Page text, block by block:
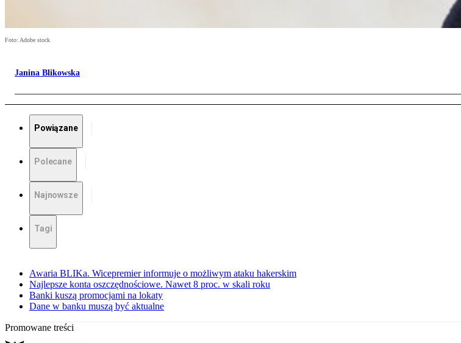
Foto: Adobe stock
Janina Blikowska
Powiązane
Polecane
Najnowsze
Tagi
Awaria BLIKa. Wicepremier informuje o możliwym ataku hakerskim
Najlepsze konta oszczędnościowe. Nawet 8 proc. w skali roku
Banki kuszą promocjami na lokaty
Dane w banku muszą być aktualne
Promowane treści